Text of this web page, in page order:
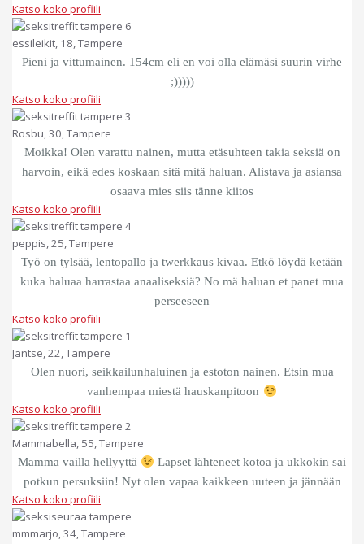
Katso koko profiili
essileikit, 18, Tampere
Pieni ja vittumainen. 154cm eli en voi olla elämäsi suurin virhe
;)))))
Katso koko profiili
Rosbu, 30, Tampere
Moikka! Olen varattu nainen, mutta etäsuhteen takia seksiä on
harvoin, eikä edes koskaan sitä mitä haluan. Alistava ja asiansa
osaava mies siis tänne kiitos
Katso koko profiili
peppis, 25, Tampere
Työ on tylsää, lentopallo ja twerkkaus kivaa. Etkö löydä ketään
kuka haluaa harrastaa anaaliseksiä? No mä haluan et panet mua
perseeseen
Katso koko profiili
Jantse, 22, Tampere
Olen nuori, seikkailunhaluinen ja estoton nainen. Etsin mua
vanhempaa miestä hauskanpitoon
Katso koko profiili
Mammabella, 55, Tampere
Mamma vailla hellyyttä
Lapset lähteneet kotoa ja ukkokin sai
potkun persuksiin! Nyt olen vapaa kaikkeen uuteen ja jännään
Katso koko profiili
mmmarjo, 34, Tampere